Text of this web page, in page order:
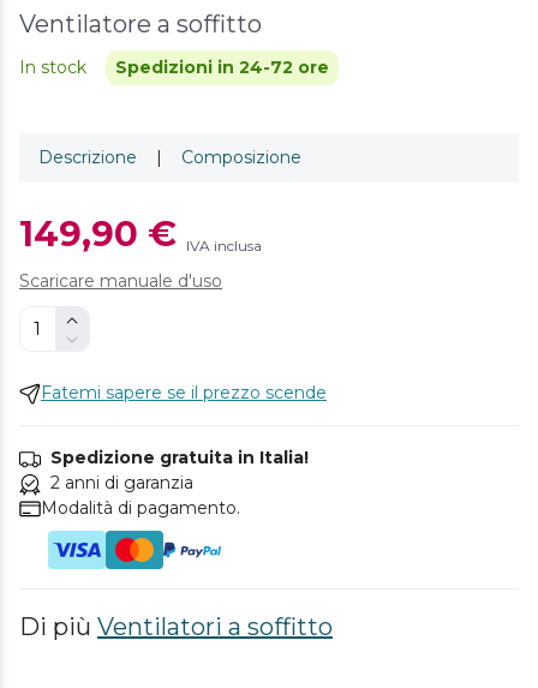
Ventilatore a soffitto
In stock Spedizioni in 24-72 ore
Descrizione | Composizione
149,90 € IVA inclusa
Scaricare manuale d'uso
Fatemi sapere se il prezzo scende
Spedizione gratuita in Italia!
2 anni di garanzia
Modalità di pagamento.
Di più Ventilatori a soffitto